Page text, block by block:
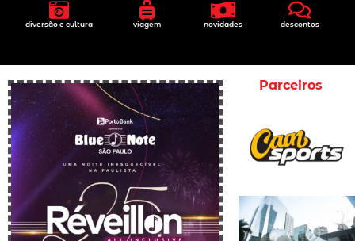
diversão e cultura viagem novidades descontos
Parceiros